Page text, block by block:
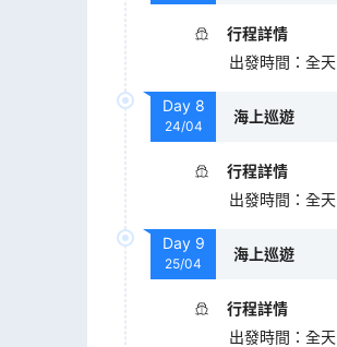
行程詳情
出發時間 ： 全天
Day 8
24/04
海上巡遊
行程詳情
出發時間 ： 全天
Day 9
25/04
海上巡遊
行程詳情
出發時間 ： 全天